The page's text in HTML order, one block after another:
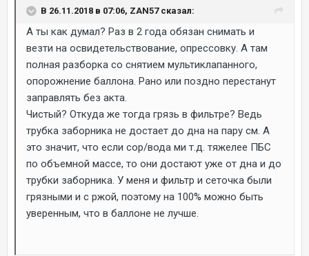
В 26.11.2018 в 07:06, ZAN57 сказал:
А ты как думал? Раз в 2 года обязан снимать и
везти на освидетельствование, опрессовку. А там
полная разборка со снятием мультиклапанного,
опорожнение баллона. Рано или поздно перестанут
заправлять без акта.
Чистый? Откуда же тогда грязь в фильтре? Ведь
трубка заборника не достает до дна на пару см. А
это значит, что если сор/вода ми т.д. тяжелее ПБС
по объемной массе, то они достают уже от дна и до
трубки заборника. У меня и фильтр и сеточка были
грязными и с ржой, поэтому на 100% можно быть
уверенным, что в баллоне не лучше.